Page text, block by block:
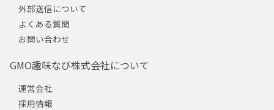
外部送信について
よくある質問
お問い合わせ
GMO趣味なび株式会社について
運営会社
採用情報